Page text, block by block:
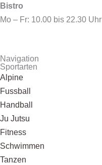
Bistro
Mo – Fr: 10.00 bis 22.30 Uhr
Navigation
Sportarten
Alpine
Fussball
Handball
Ju Jutsu
Fitness
Schwimmen
Tanzen